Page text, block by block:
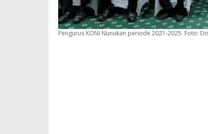
Pengurus KONI Nunukan periode 2021-2025. Foto: